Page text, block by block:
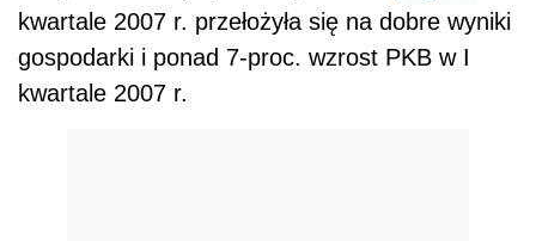
kwartale 2007 r. przełożyła się na dobre wyniki
gospodarki i ponad 7-proc. wzrost PKB w I
kwartale 2007 r.